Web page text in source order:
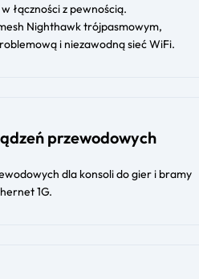
łączności z pewnością.
Nighthawk trójpasmowym,
i niezawodną sieć WiFi.
przewodowych
dla konsoli do gier i bramy
1G.